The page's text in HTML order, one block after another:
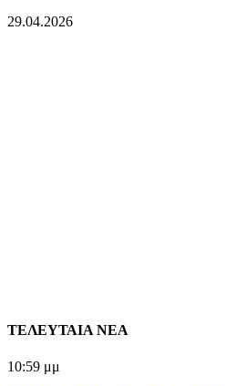
29.04.2026
ΤΕΛΕΥΤΑΙΑ ΝΕΑ
10:59 μμ